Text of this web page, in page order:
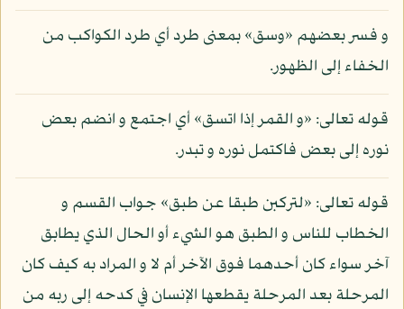
و فسر بعضهم «وسق» بمعنى طرد أي طرد الكواكب من
الخفاء إلى الظهور.
قوله تعالى: «و القمر إذا اتسق» أي اجتمع و انضم بعض
نوره إلى بعض فاكتمل نوره و تبدر.
قوله تعالى: «لتركبن طبقا عن طبق» جواب القسم و
الخطاب للناس و الطبق هو الشيء أو الحال الذي يطابق
آخر سواء كان أحدهما فوق الآخر أم لا و المراد به كيف كان
المرحلة بعد المرحلة يقطعها الإنسان في كدحه إلى ربه من